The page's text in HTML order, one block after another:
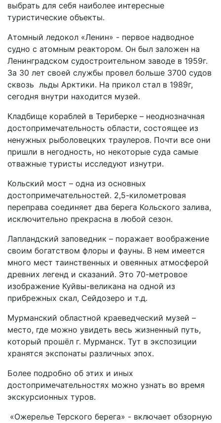
выбрать для себя наиболее интересные
туристические объекты.
Атомный ледокол «Ленин» - первое надводное
судно с атомным реактором. Он был заложен на
Ленинградском судостроительном заводе в 1959г.
За 30 лет своей службы провел больше 3700 судов
сквозь льды Арктики. На прикол стал в 1989г,
сегодня внутри находится музей.
Кладбище кораблей в Териберке – неоднозначная
достопримечательность области, состоящее из
ненужных рыболовецких траулеров. Почти все они
пришли в негодность, но некоторые суда самые
отважные туристы исследуют изнутри.
Кольский мост – одна из основных
достопримечательностей. 2,5-километровая
переправа соединяет два берега Кольского залива,
исключительно прекрасна в любой сезон.
Лапландский заповедник – поражает воображение
своим богатством флоры и фауны. В нем имеется
много мест таинственных и овеянных атмосферой
древних легенд и сказаний. Это 70-метровое
изображение Куйвы-великана на одной из
прибрежных скал, Сейдозеро и т.д.
Мурманский областной краеведческий музей –
место, где можно увидеть весь жизненный путь,
который прошёл г. Мурманск. Тут в экспозиции
хранятся экспонаты различных эпох.
Более подробно об этих и иных
достопримечательностях можно узнать во время
экскурсионных туров.
«Ожерелье Терского берега» - включает обзорную